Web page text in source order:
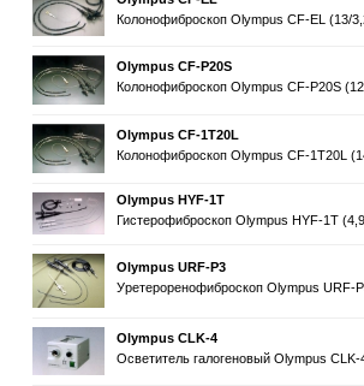
Колонофиброскоп Olympus CF-EL (13/
Olympus CF-P20S
Колонофиброскоп Olympus CF-P20S
Olympus CF-1T20L
Колонофиброскоп Olympus CF-1T20L
Olympus HYF-1T
Гистерофиброскоп Olympus HYF-1T
Olympus URF-P3
Уретероренофиброскоп Olympus URF-
Olympus CLK-4
Осветитель галогеновый Olympus